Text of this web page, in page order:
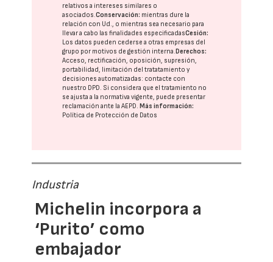
relativos a intereses similares o
asociados.Conservación: mientras dure la
relación con Ud., o mientras sea necesario para
llevar a cabo las finalidades especificadasCesión:
Los datos pueden cederse a otras empresas del
grupo por motivos de gestión interna. Derechos:
Acceso, rectificación, oposición, supresión,
portabilidad, limitación del tratatamiento y
decisiones automatizadas: contacte con
nuestro DPD. Si considera que el tratamiento no
se ajusta a la normativa vigente, puede presentar
reclamación ante laAEPD. Más información:
Política de Protección de Datos
Industria
Michelin incorpora a
‘Purito’ como
embajador